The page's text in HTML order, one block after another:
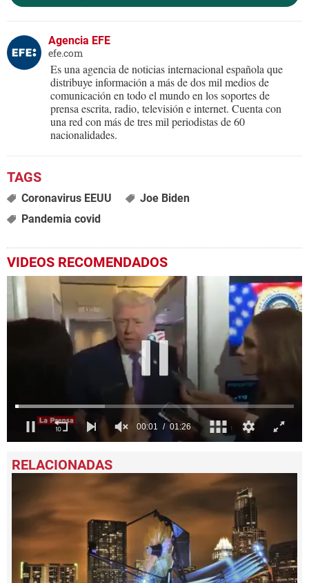
Agencia EFE
efe.com
Es una agencia de noticias internacional española que
distribuye información a más de dos mil medios de
comunicación en todo el mundo en los soportes de
prensa escrita, radio, televisión e internet. Cuenta con
una red con más de tres mil periodistas de 60
nacionalidades.
Coronavirus EEUU
Joe Biden
Pandemia covid
VIDEOS RECOMENDADOS
seconds
of
seconds